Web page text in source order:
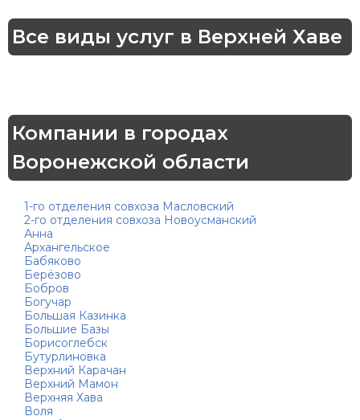
Все виды услуг в Верхней Хаве
Компании в городах
Воронежской области
1-го отделения совхоза Масловский
2-го отделения совхоза Новоусманский
Анна
Архангельское
Бабяково
Берёзово
Бобров
Богучар
Большая Казинка
Большие Базы
Борисоглебск
Бутурлиновка
Верхний Карачан
Верхний Мамон
Верхняя Хава
Воля